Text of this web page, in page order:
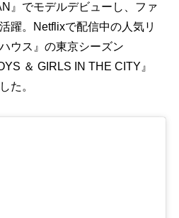
』でモデルデビューし、ファ
躍。Netflixで配信中の人気リ
ウス』の東京シーズン
＆ GIRLS IN THE CITY』
た。